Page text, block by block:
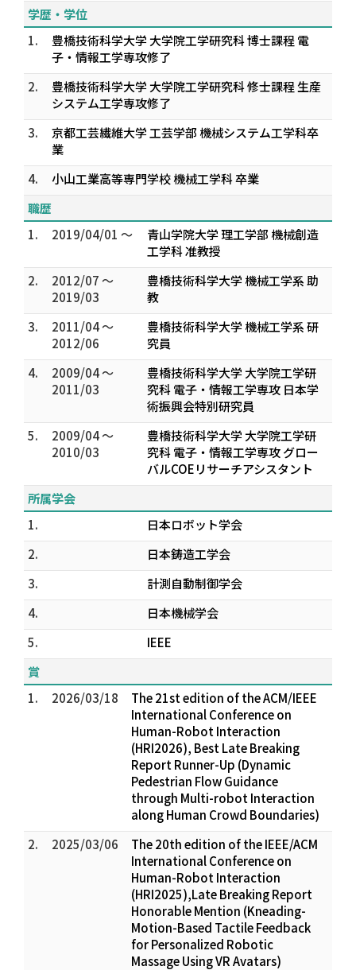
学歴・学位
1.
豊橋技術科学大学 大学院工学研究科 博士課程 電
子・情報工学専攻修了
2.
豊橋技術科学大学 大学院工学研究科 修士課程 生産
システム工学専攻修了
3.
京都工芸繊維大学 工芸学部 機械システム工学科卒
業
4.
小山工業高等専門学校 機械工学科 卒業
職歴
1.
2019/04/01 ～
青山学院大学 理工学部 機械創造
工学科 准教授
2.
2012/07 ～
2019/03
豊橋技術科学大学 機械工学系 助
教
3.
2011/04 ～
2012/06
豊橋技術科学大学 機械工学系 研
究員
4.
2009/04 ～
2011/03
豊橋技術科学大学 大学院工学研
究科 電子・情報工学専攻 日本学
術振興会特別研究員
5.
2009/04 ～
2010/03
豊橋技術科学大学 大学院工学研
究科 電子・情報工学専攻 グロー
バルCOEリサーチアシスタント
所属学会
1.
日本ロボット学会
2.
日本鋳造工学会
3.
計測自動制御学会
4.
日本機械学会
5.
IEEE
賞
1.
2026/03/18
The 21st edition of the ACM/IEEE
International Conference on
Human-Robot Interaction
(HRI2026), Best Late Breaking
Report Runner-Up (Dynamic
Pedestrian Flow Guidance
through Multi-robot Interaction
along Human Crowd Boundaries)
2.
2025/03/06
The 20th edition of the IEEE/ACM
International Conference on
Human-Robot Interaction
(HRI2025),Late Breaking Report
Honorable Mention (Kneading-
Motion-Based Tactile Feedback
for Personalized Robotic
Massage Using VR Avatars)